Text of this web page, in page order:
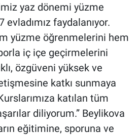
yaz dönemi yüzme
evladımız faydalanıyor.
yüzme öğrenmelerini hem
iç içe geçirmelerini
özgüveni yüksek ve
katkı sunmaya
katılan tüm
diliyorum.” Beylikova
eğitimine, sporuna ve